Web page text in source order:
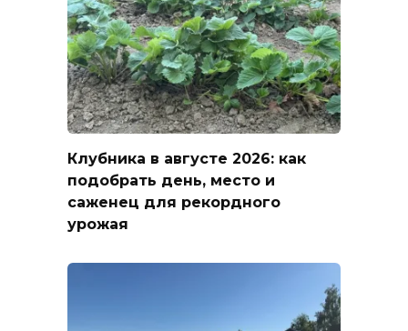
Клубника в августе 2026: как
подобрать день, место и
саженец для рекордного
урожая